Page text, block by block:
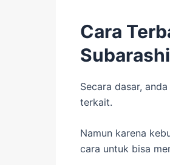
Cara
Subarashi
Secara dasar,
terkait.
Namun karena
cara untuk bisa